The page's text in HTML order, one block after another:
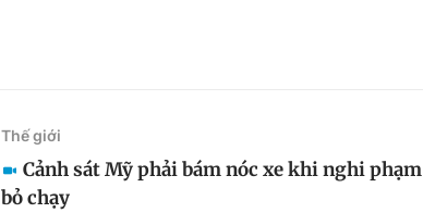
Thế giới
Cảnh sát Mỹ phải bám nóc xe khi nghi phạm
bỏ chạy